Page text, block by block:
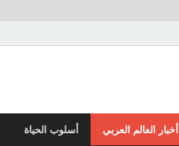
أخبار العالم العربي أسلوب الحياة